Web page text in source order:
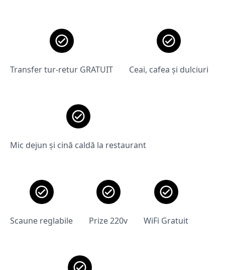
Transfer tur-retur GRATUIT Ceai, cafea și dulciuri
Mic dejun și cină caldă la restaurant
Scaune reglabile Prize 220v WiFi Gratuit